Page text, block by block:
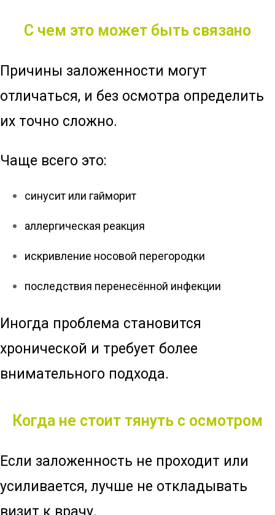
С чем это может быть связано
Причины заложенности могут
отличаться, и без осмотра определить
их точно сложно.
Чаще всего это:
синусит или гайморит
аллергическая реакция
искривление носовой перегородки
последствия перенесённой инфекции
Иногда проблема становится
хронической и требует более
внимательного подхода.
Когда не стоит тянуть с осмотром
Если заложенность не проходит или
усиливается, лучше не откладывать
визит к врачу.